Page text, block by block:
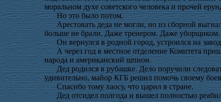
моральном духе советского человека и прочей
Но это было потом.
Арестовать деда не могли, но из сборной
больше не брали. Даже тренером. Даже
Он вернулся в родной город, устроился на
А через год в местное отделение Комитета
народа и американский шпион.
Дед родился в рубашке. Дело поручили
удивительно, майор КГБ решил помочь своему
Спасибо тому хаосу, что царил в стране.
Дед отсидел полгода и вышел полностью